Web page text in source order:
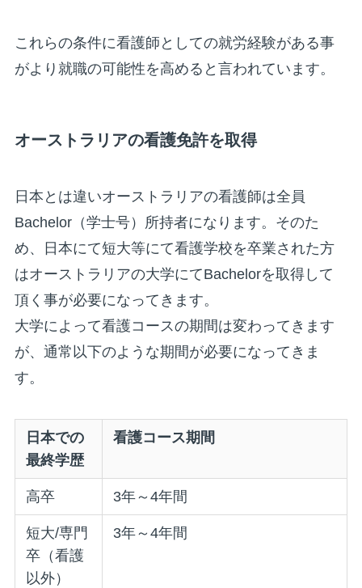
これらの条件に看護師としての就労経験がある事
がより就職の可能性を高めると言われています。
オーストラリアの看護免許を取得
日本とは違いオーストラリアの看護師は全員
Bachelor（学士号）所持者になります。そのた
め、日本にて短大等にて看護学校を卒業された方
はオーストラリアの大学にてBachelorを取得して
頂く事が必要になってきます。
大学によって看護コースの期間は変わってきます
が、通常以下のような期間が必要になってきま
す。
日本での
最終学歴
看護コース期間
高卒 3年～4年間
短大/専門
卒（看護
以外）
3年～4年間